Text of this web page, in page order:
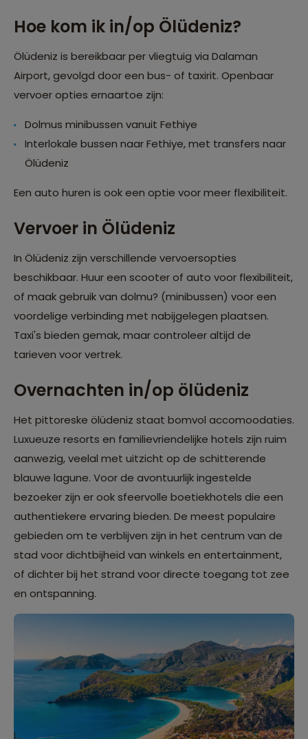
Hoe kom ik in/op Ölüdeniz?
Ölüdeniz is bereikbaar per vliegtuig via Dalaman
Airport, gevolgd door een bus- of taxirit. Openbaar
vervoer opties ernaartoe zijn:
Dolmus minibussen vanuit Fethiye
Interlokale bussen naar Fethiye, met transfers naar
Ölüdeniz
Een auto huren is ook een optie voor meer flexibiliteit.
Vervoer in Ölüdeniz
In Ölüdeniz zijn verschillende vervoersopties
beschikbaar. Huur een scooter of auto voor flexibiliteit,
of maak gebruik van dolmu? (minibussen) voor een
voordelige verbinding met nabijgelegen plaatsen.
Taxi's bieden gemak, maar controleer altijd de
tarieven voor vertrek.
Overnachten in/op ölüdeniz
Het pittoreske ölüdeniz staat bomvol accomoodaties.
Luxueuze resorts en familievriendelijke hotels zijn ruim
aanwezig, veelal met uitzicht op de schitterende
blauwe lagune. Voor de avontuurlijk ingestelde
bezoeker zijn er ook sfeervolle boetiekhotels die een
authentiekere ervaring bieden. De meest populaire
gebieden om te verblijven zijn in het centrum van de
stad voor dichtbijheid van winkels en entertainment,
of dichter bij het strand voor directe toegang tot zee
en ontspanning.